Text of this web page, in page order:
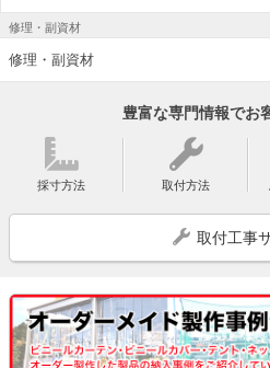
修理・副資材
修理・副資材
豊富な専門情報でお
採寸方法 取付方法
取付工事